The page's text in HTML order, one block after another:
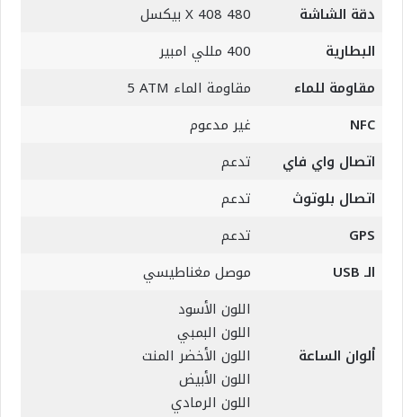
دقة الشاشة
480 X 408 بيكسل
البطارية
400 مللي امبير
مقاومة للماء
مقاومة الماء 5‎ ATM
NFC
غير مدعوم
اتصال واي فاي
تدعم
اتصال بلوتوث
تدعم
GPS
تدعم
الـ USB
موصل مغناطيسي
ألوان الساعة
اللون الأسود
اللون البمبي
اللون الأخضر المنت
اللون الأبيض
اللون الرمادي